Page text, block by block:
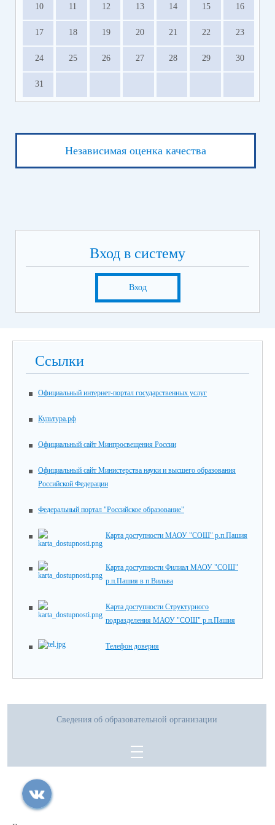
10 11 12 13 14 15 16
17 18 19 20 21 22 23
24 25 26 27 28 29 30
31
Независимая оценка качества
Вход в систему
Вход
Ссылки
Официальный интернет-портал государственных услуг
Культура.рф
Официальный сайт Минпросвещения России
Официальный сайт Министерства науки и высшего образования
Российской Федерации
Федеральный портал "Российское образование"
Карта доступности МАОУ "СОШ" р.п.Пашия
Карта доступности Филиал МАОУ "СОШ"
р.п.Пашия в п.Вильва
Карта доступности Структурного
подразделения МАОУ "СОШ" р.п.Пашия
Телефон доверия
Сведения об образовательной организации